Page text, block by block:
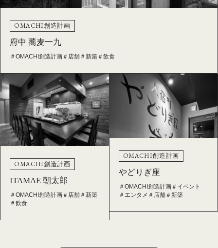
OMACHI創造計画
府中 蕎麦一九
＃OMACHI創造計画 ＃店舗 ＃新築 ＃飲食
OMACHI創造計画
ITAMAE 朝太郎
＃OMACHI創造計画 ＃店舗 ＃新築
＃飲食
OMACHI創造計画
やどりぎ座
＃OMACHI創造計画＃イベント
＃エンタメ ＃店舗＃新築